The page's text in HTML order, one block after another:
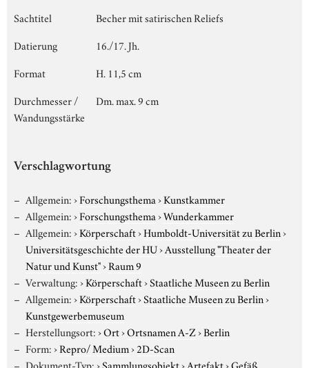
Sachtitel
Becher mit satirischen Reliefs
Datierung
16./17. Jh.
Format
H. 11,5 cm
Durchmesser /
Wandungsstärke
Dm. max. 9 cm
Verschlagwortung
Allgemein:›Forschungsthema›Kunstkammer
Allgemein:›Forschungsthema›Wunderkammer
Allgemein:›Körperschaft›Humboldt-Universität zu Berlin›
Universitätsgeschichte der HU›Ausstellung "Theater der
Natur und Kunst"›Raum 9
Verwaltung:›Körperschaft›Staatliche Museen zu Berlin
Allgemein:›Körperschaft›Staatliche Museen zu Berlin›
Kunstgewerbemuseum
Herstellungsort:›Ort›Ortsnamen A-Z›Berlin
Form:›Repro/ Medium›2D-Scan
Dokument-Typ:›Sammlungsobjekt›Artefakt›Gefäß